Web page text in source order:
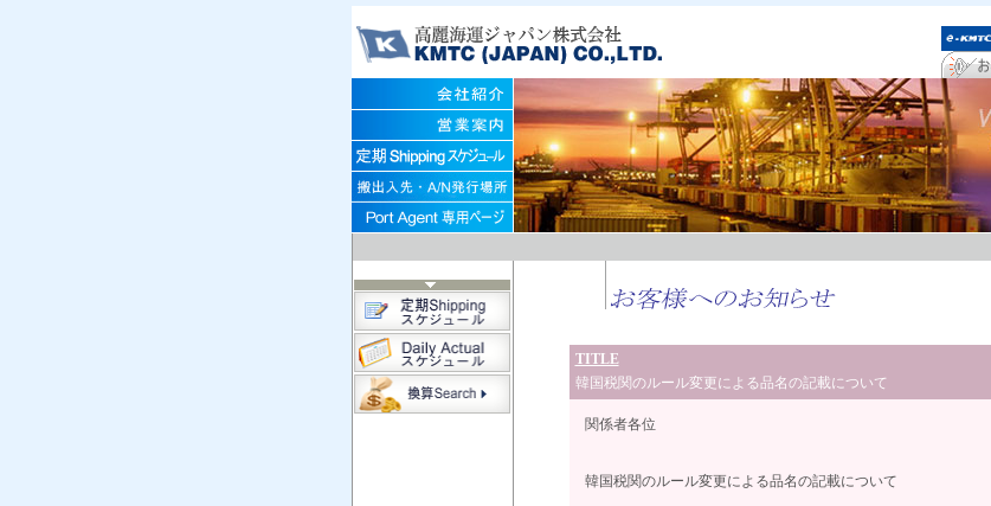
TITLE
韓国税関のルール変更による品名の記載について
関係者各位
韓国税関のルール変更による品名の記載について